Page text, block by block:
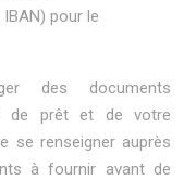
IBAN) pour le
des documents
de prêt et de votre
se renseigner auprès
à fournir avant de